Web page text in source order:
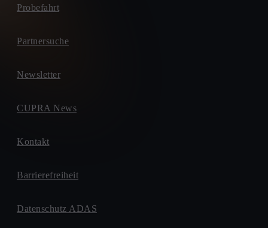
Probefahrt
Partnersuche
Newsletter
CUPRA News
Kontakt
Barrierefreiheit
Datenschutz ADAS